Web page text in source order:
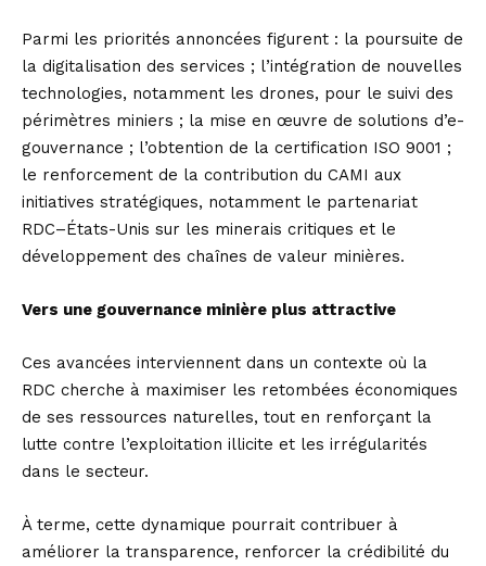
Parmi les priorités annoncées figurent : la poursuite de
la digitalisation des services ; l’intégration de nouvelles
technologies, notamment les drones, pour le suivi des
périmètres miniers ; la mise en œuvre de solutions d’e-
gouvernance ; l’obtention de la certification ISO 9001 ;
le renforcement de la contribution du CAMI aux
initiatives stratégiques, notamment le partenariat
RDC–États-Unis sur les minerais critiques et le
développement des chaînes de valeur minières.
Vers une gouvernance minière plus attractive
Ces avancées interviennent dans un contexte où la
RDC cherche à maximiser les retombées économiques
de ses ressources naturelles, tout en renforçant la
lutte contre l’exploitation illicite et les irrégularités
dans le secteur.
À terme, cette dynamique pourrait contribuer à
améliorer la transparence, renforcer la crédibilité du